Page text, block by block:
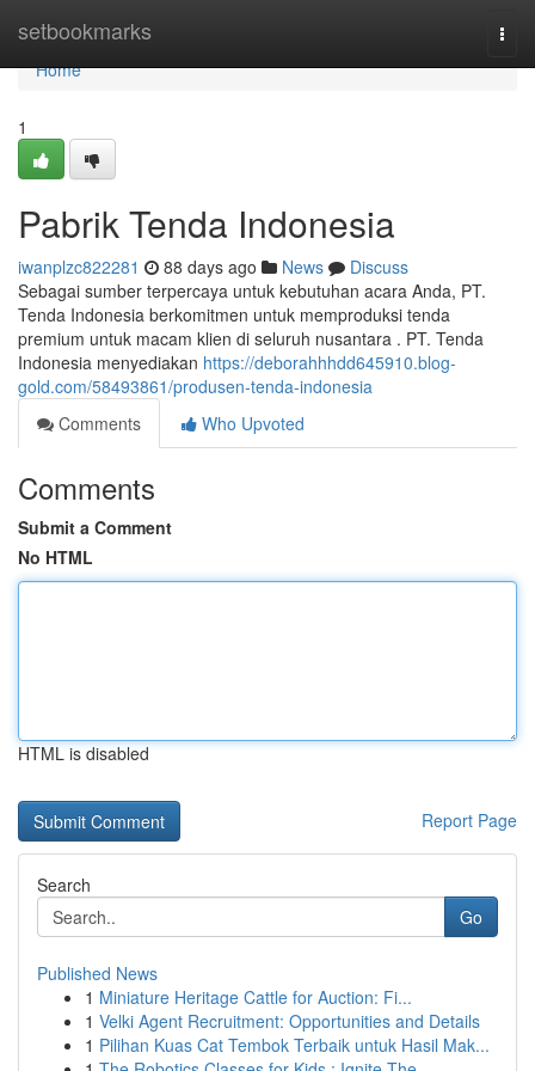
setbookmarks
Home
Home
1
Pabrik Tenda Indonesia
iwanplzc822281 88 days ago News
Discuss
Sebagai sumber terpercaya untuk kebutuhan acara Anda, PT.
Tenda Indonesia berkomitmen untuk memproduksi tenda
premium untuk macam klien di seluruh nusantara . PT. Tenda
Indonesia menyediakan https://deborahhhdd645910.blog-
gold.com/58493861/produsen-tenda-indonesia
Comments
Who Upvoted
Comments
Submit a Comment
No HTML
HTML is disabled
Report Page
Search
Go
Published News
1 Miniature Heritage Cattle for Auction: Fi...
1 Velki Agent Recruitment: Opportunities and Details
1 Pilihan Kuas Cat Tembok Terbaik untuk Hasil Mak...